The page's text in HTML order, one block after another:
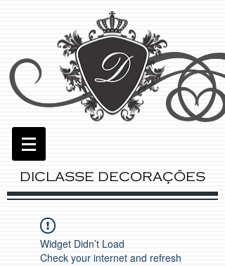
DICLASSE DECORAÇÕES
Widget Didn’t Load
Check your internet and refresh